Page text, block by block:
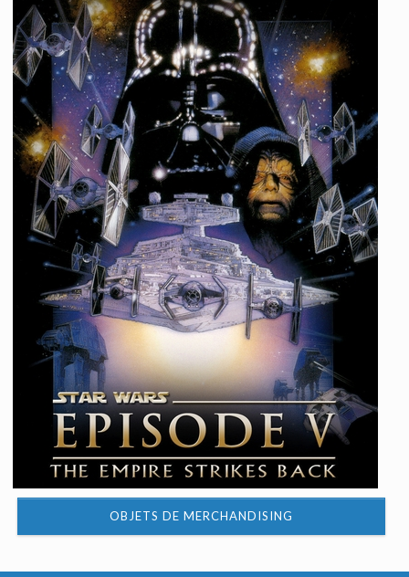
OBJETS DE MERCHANDISING